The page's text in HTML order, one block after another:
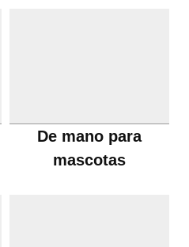
De mano para
mascotas